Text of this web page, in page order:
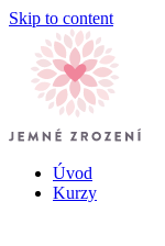
Skip to content
Úvod
Kurzy